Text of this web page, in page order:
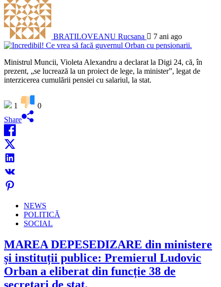
BRATILOVEANU Rucsana 7 ani ago
Ministrul Muncii, Violeta Alexandru a declarat la Digi 24, că, în
prezent, „se lucrează la un proiect de lege, la minister”, legat de
interzicerea cumulării pensiei cu salariul, la stat.
1
0
Share
NEWS
POLITICĂ
SOCIAL
MAREA DEPESEDIZARE din ministere
și instituții publice: Premierul Ludovic
Orban a eliberat din funcție 38 de